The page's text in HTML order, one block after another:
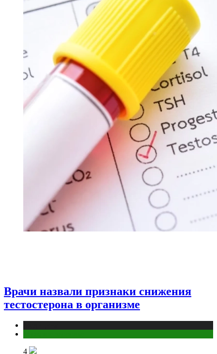
Врачи назвали признаки снижения
тестостерона в организме
4